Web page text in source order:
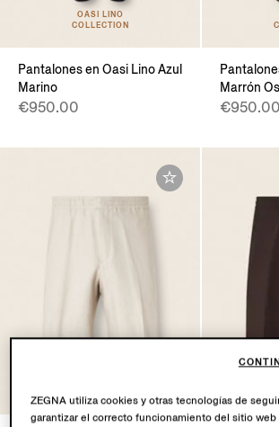
OASI LINO
COLLECTION
Pantalones en Oasi Lino Azul
Marino
€950.00
Marrón
€950.00
ZEGNA utiliza cookies y otras tecnologías de
garantizar el correcto funcionamiento del sitio web